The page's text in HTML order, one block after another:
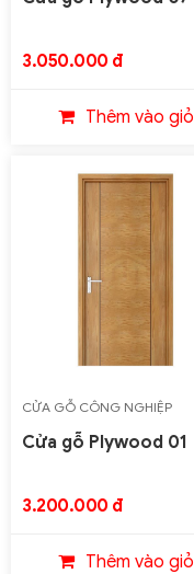
3.050.000 đ
Thêm vào giỏ
CỬA GỖ CÔNG NGHIỆP
PLYWOOD
Cửa gỗ Plywood 01
3.200.000 đ
Thêm vào giỏ